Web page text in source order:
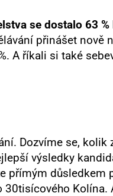
se dostalo 63
přinášet nově
A říkali si také
Dozvíme se, kolik
výsledky
přímým důsledkem
Kolína.